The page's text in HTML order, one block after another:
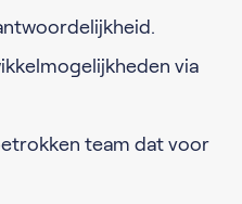
via
team dat voor